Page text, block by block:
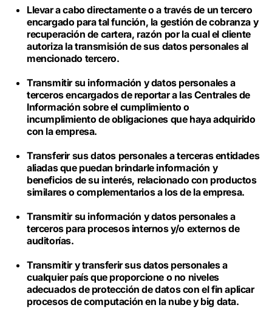
Llevar a cabo directamente o a través de un tercero
encargado para tal función, la gestión de cobranza y
recuperación de cartera, razón por la cual el cliente
autoriza la transmisión de sus datos personales al
mencionado tercero.
Transmitir su información y datos personales a
terceros encargados de reportar a las Centrales de
Información sobre el cumplimiento o
incumplimiento de obligaciones que haya adquirido
con la empresa.
Transferir sus datos personales a terceras entidades
aliadas que puedan brindarle información y
beneficios de su interés, relacionado con productos
similares o complementarios a los de la empresa.
Transmitir su información y datos personales a
terceros para procesos internos y/o externos de
auditorías.
Transmitir y transferir sus datos personales a
cualquier país que proporcione o no niveles
adecuados de protección de datos con el fin aplicar
procesos de computación en la nube y big data.